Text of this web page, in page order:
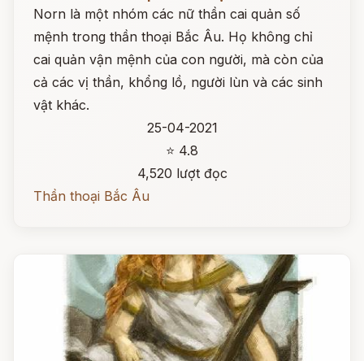
Norn là một nhóm các nữ thần cai quản số
mệnh trong thần thoại Bắc Âu. Họ không chỉ
cai quản vận mệnh của con người, mà còn của
cả các vị thần, khổng lồ, người lùn và các sinh
vật khác.
25-04-2021
⭐ 4.8
4,520 lượt đọc
Thần thoại Bắc Âu